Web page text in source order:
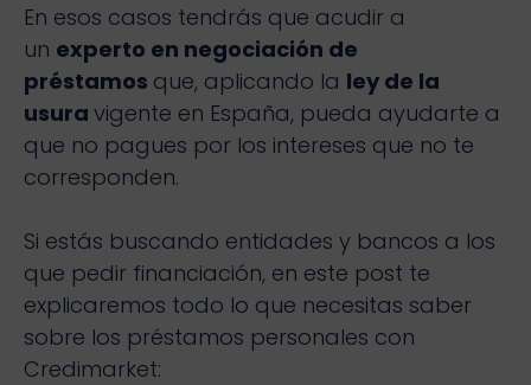
En esos casos tendrás que acudir a
un experto en negociación de
préstamos que, aplicando la ley de la
usura vigente en España, pueda ayudarte a
que no pagues por los intereses que no te
corresponden.
Si estás buscando entidades y bancos a los
que pedir financiación, en este post te
explicaremos todo lo que necesitas saber
sobre los préstamos personales con
Credimarket: